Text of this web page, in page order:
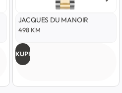
JACQUES DU MANOIR
498 KM
KUPI